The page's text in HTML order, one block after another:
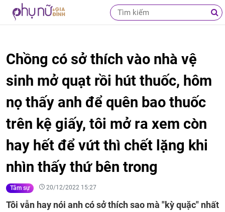
Chồng có sở thích vào nhà vệ
sinh mở quạt rồi hút thuốc, hôm
nọ thấy anh để quên bao thuốc
trên kệ giấy, tôi mở ra xem còn
hay hết để vứt thì chết lặng khi
nhìn thấy thứ bên trong
Tâm sự 20/12/2022 15:27
Tôi vẫn hay nói anh có sở thích sao mà "kỳ quặc" nhất